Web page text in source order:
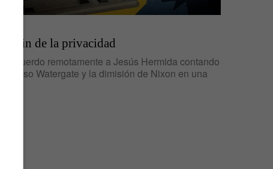
El fin de la privacidad
Recuerdo remotamente a Jesús Hermida contando
el caso Watergate y la dimisión de Nixon en una